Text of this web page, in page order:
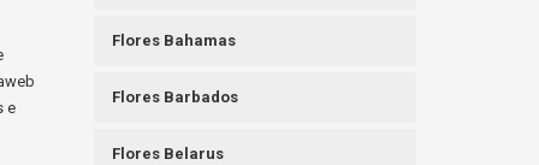
e
Flores Bahamas
Flores Barbados
Flores Belarus